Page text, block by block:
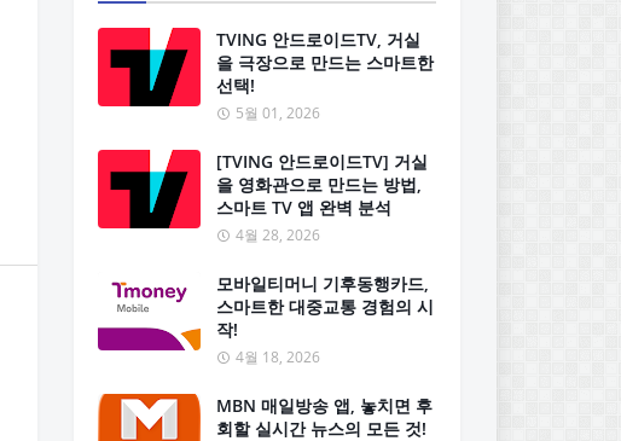
TVING 안드로이드TV, 거실
을 극장으로 만드는 스마트한
선택!
5월 01, 2026
[TVING 안드로이드TV] 거실
을 영화관으로 만드는 방법,
스마트 TV 앱 완벽 분석
4월 28, 2026
모바일티머니 기후동행카드,
스마트한 대중교통 경험의 시
작!
4월 18, 2026
MBN 매일방송 앱, 놓치면 후
회할 실시간 뉴스의 모든 것!